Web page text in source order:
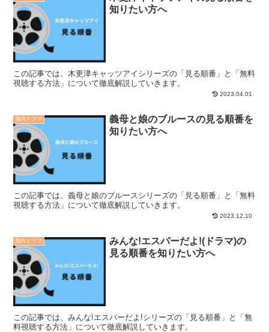
知りたい方へ
この記事では、木更津キャッツアイシリーズの「見る順番」と「無料
視聴する方法」について徹底解説していきます。
2023.04.01
国内ドラマ
義母と娘のブルースの見る順番を
知りたい方へ
この記事では、義母と娘のブルースシリーズの「見る順番」と「無料
視聴する方法」について徹底解説していきます。
2023.12.10
国内ドラマ
みんな!エスパーだよ!(ドラマ)の
見る順番を知りたい方へ
この記事では、みんな!エスパーだよ!シリーズの「見る順番」と「無
料視聴する方法」について徹底解説していきます。